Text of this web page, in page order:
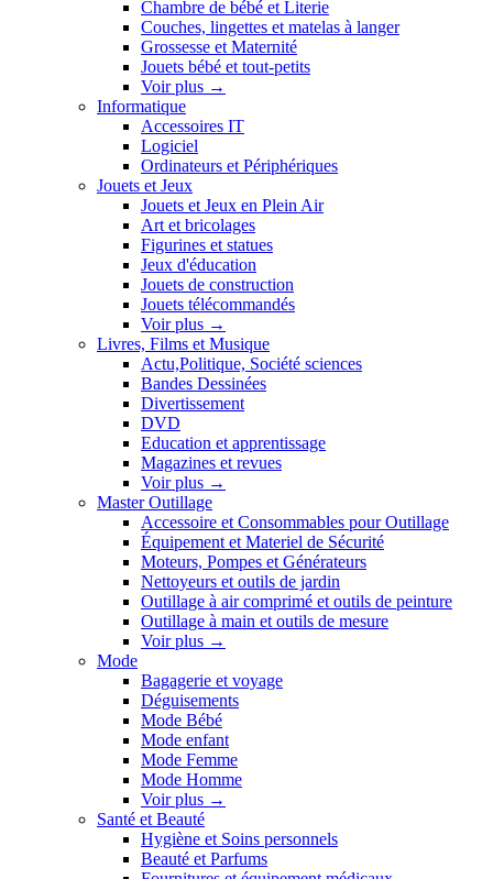
Chambre de bébé et Literie
Couches, lingettes et matelas à langer
Grossesse et Maternité
Jouets bébé et tout-petits
Voir plus →
Informatique
Accessoires IT
Logiciel
Ordinateurs et Périphériques
Jouets et Jeux
Jouets et Jeux en Plein Air
Art et bricolages
Figurines et statues
Jeux d'éducation
Jouets de construction
Jouets télécommandés
Voir plus →
Livres, Films et Musique
Actu,Politique, Société sciences
Bandes Dessinées
Divertissement
DVD
Education et apprentissage
Magazines et revues
Voir plus →
Master Outillage
Accessoire et Consommables pour Outillage
Équipement et Materiel de Sécurité
Moteurs, Pompes et Générateurs
Nettoyeurs et outils de jardin
Outillage à air comprimé et outils de peinture
Outillage à main et outils de mesure
Voir plus →
Mode
Bagagerie et voyage
Déguisements
Mode Bébé
Mode enfant
Mode Femme
Mode Homme
Voir plus →
Santé et Beauté
Hygiène et Soins personnels
Beauté et Parfums